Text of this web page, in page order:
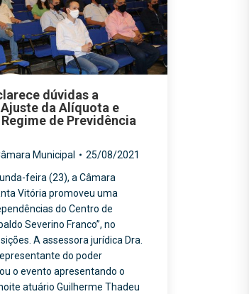
dúvidas a
da Alíquota e
de Previdência
Municipal
25/08/2021
feira (23), a Câmara
Vitória promoveu uma
do Centro de
Severino Franco”, no
A assessora jurídica Dra.
do poder
o evento apresentando o
atuário Guilherme Thadeu